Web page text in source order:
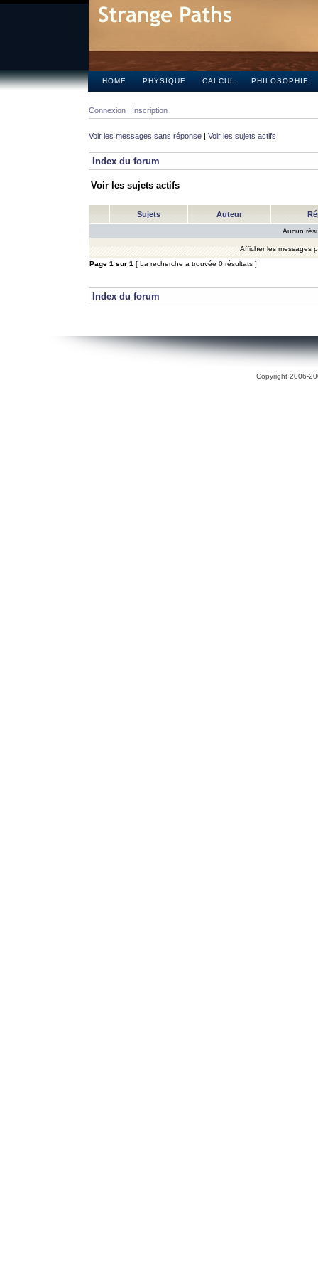
HOME PHYSIQUE CALCUL PHILOSOPHIE
Connexion Inscription
Voir les messages sans réponse | Voir les sujets actifs
Index du forum
Voir les sujets actifs
Sujets Auteur
Aucun
Afficher les messages
Page 1 sur 1 [ La recherche a trouvée 0 résultats ]
Index du forum
Copyright 2006-